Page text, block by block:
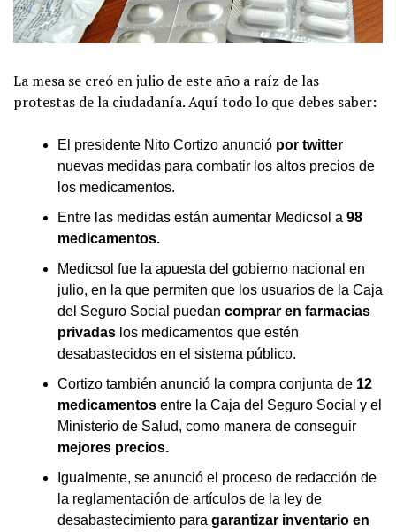
La mesa se creó en julio de este año a raíz de las
protestas de la ciudadanía. Aquí todo lo que debes saber:
El presidente Nito Cortizo anunció por twitter
nuevas medidas para combatir los altos precios de
los medicamentos.
Entre las medidas están aumentar Medicsol a 98
medicamentos.
Medicsol fue la apuesta del gobierno nacional en
julio, en la que permiten que los usuarios de la Caja
del Seguro Social puedan comprar en farmacias
privadas los medicamentos que estén
desabastecidos en el sistema público.
Cortizo también anunció la compra conjunta de 12
medicamentos entre la Caja del Seguro Social y el
Ministerio de Salud, como manera de conseguir
mejores precios.
Igualmente, se anunció el proceso de redacción de
la reglamentación de artículos de la ley de
desabastecimiento para garantizar inventario en